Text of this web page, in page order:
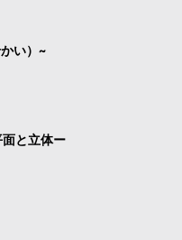
い）~
と立体ー